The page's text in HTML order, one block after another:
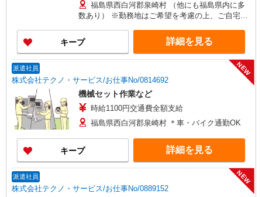
福島県西白河郡泉崎村 （他にも福島県内に多
数あり） ※勤務地はご希望を考慮の上、ご自宅を
（転勤なし）
キープ 詳細を見る
派遣社員
株式会社テクノ・サービス/お仕事No/0814692
NEW
機械セット作業など
時給1100円交通費全額支給
福島県西白河郡泉崎村 ＊車・バイク通勤OK
キープ 詳細を見る
派遣社員
株式会社テクノ・サービス/お仕事No/0889152
NEW